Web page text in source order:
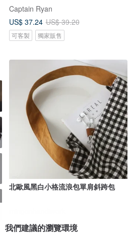
Captain Ryan
US$ 37.24 US$ 39.20
可客製 獨家販售
北歐風黑白小格流浪包單肩斜跨包
US$ 26.08
我們建議的瀏覽環境